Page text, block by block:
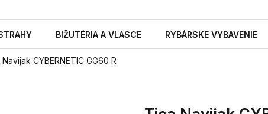
BIŽUTÉRIA A VLASCE RYBÁRSKE VYBAVENIE
CYBERNETIC GG60 R